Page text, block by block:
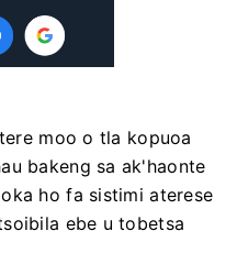
moo o tla kopuoa
bakeng sa ak'haonte
ho fa sistimi aterese
ebe u tobetsa